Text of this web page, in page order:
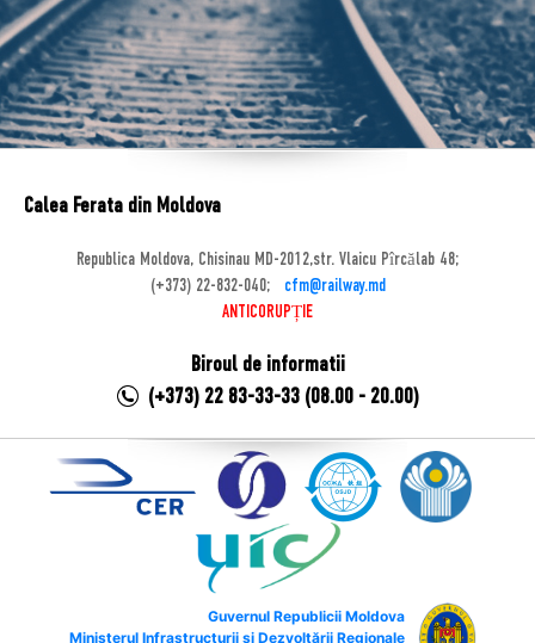
Calea Ferata din Moldova
Republica Moldova, Chisinau MD-2012,str. Vlaicu Pîrcălab 48;
(+373) 22-832-040;
cfm@railway.md
ANTICORUPȚIE
Biroul de informatii
(+373) 22 83-33-33 (08.00 - 20.00)
Guvernul Republicii Moldova
Ministerul Infrastructurii și Dezvoltării Regionale